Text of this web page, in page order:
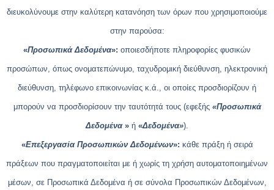
διευκολύνουμε στην καλύτερη κατανόηση των όρων που χρησιμοποιούμε
στην παρούσα:
«Προσωπικά Δεδομένα»: οποιεσδήποτε πληροφορίες φυσικών
προσώπων, όπως ονοματεπώνυμο, ταχυδρομική διεύθυνση, ηλεκτρονική
διεύθυνση, τηλέφωνο επικοινωνίας κ.ά., οι οποίες προσδιορίζουν ή
μπορούν να προσδιορίσουν την ταυτότητά τους (εφεξής «Προσωπικά
Δεδομένα» ή «Δεδομένα»).
«Επεξεργασία Προσωπικών Δεδομένων»: κάθε πράξη ή σειρά
πράξεων που πραγματοποιείται με ή χωρίς τη χρήση αυτοματοποιημένων
μέσων, σε Προσωπικά Δεδομένα ή σε σύνολα Προσωπικών Δεδομένων,